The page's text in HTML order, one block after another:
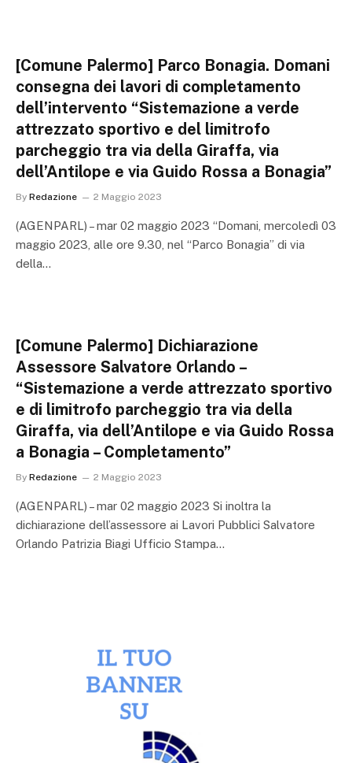
[Comune Palermo] Parco Bonagia. Domani
consegna dei lavori di completamento
dell’intervento “Sistemazione a verde
attrezzato sportivo e del limitrofo
parcheggio tra via della Giraffa, via
dell’Antilope e via Guido Rossa a Bonagia”
By Redazione 2 Maggio 2023
(AGENPARL) – mar 02 maggio 2023 “Domani, mercoledì 03
maggio 2023, alle ore 9.30, nel “Parco Bonagia” di via
della…
[Comune Palermo] Dichiarazione
Assessore Salvatore Orlando –
“Sistemazione a verde attrezzato sportivo
e di limitrofo parcheggio tra via della
Giraffa, via dell’Antilope e via Guido Rossa
a Bonagia – Completamento”
By Redazione 2 Maggio 2023
(AGENPARL) – mar 02 maggio 2023 Si inoltra la
dichiarazione dell’assessore ai Lavori Pubblici Salvatore
Orlando Patrizia Biagi Ufficio Stampa…